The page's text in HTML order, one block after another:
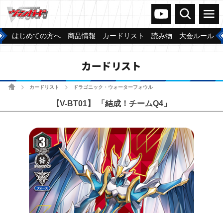
ヴァンガードch
検索 メニュー
はじめての方へ 商品情報 カードリスト 読み物 大会ルール
カードリスト
ホームカードリスト ドラゴニック・ウォーターフォウル
【V-BT01】 「結成！チームQ4」